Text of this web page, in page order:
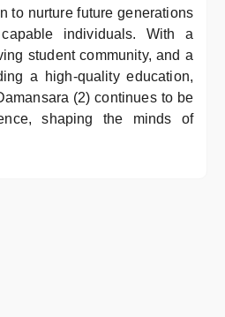
to nurture future generations
individuals. With a
student community, and a
a high-quality education,
(2) continues to be
shaping the minds of